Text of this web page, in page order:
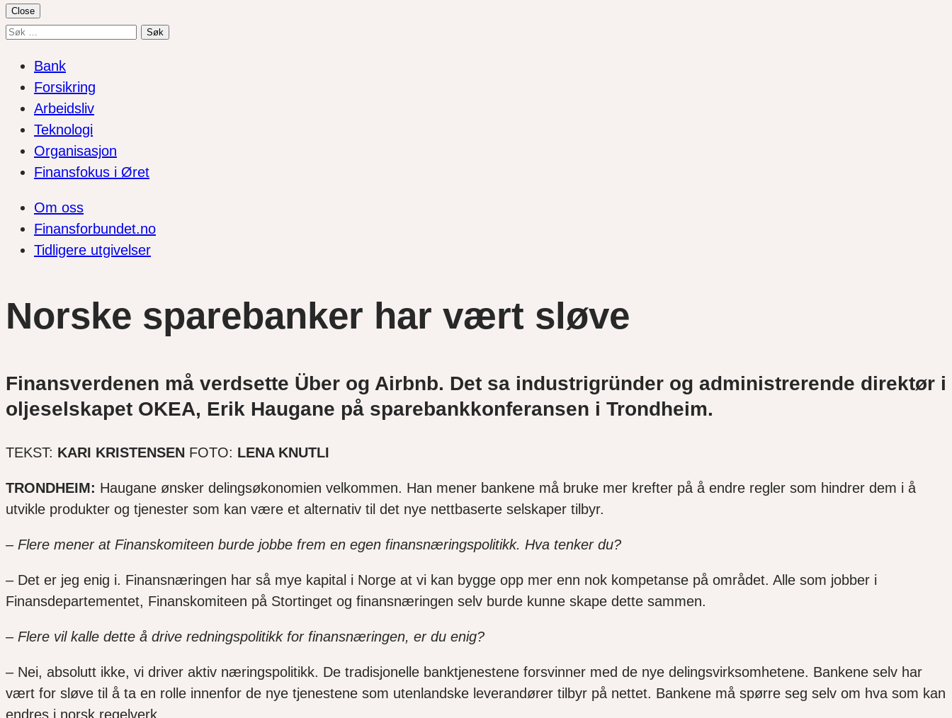
etter:
Close
Søk
Bank
Forsikring
Arbeidsliv
Teknologi
Organisasjon
Finansfokus i Øret
Om oss
Finansforbundet.no
Tidligere utgivelser
Norske sparebanker har vært sløve
Finansverdenen må verdsette Über og Airbnb. Det sa industrigründer og administrerende direktør i
oljeselskapet OKEA, Erik Haugane på sparebankkonferansen i Trondheim.
TEKST: KARI KRISTENSEN FOTO: LENA KNUTLI
TRONDHEIM: Haugane ønsker delingsøkonomien velkommen. Han mener bankene må bruke mer krefter på å endre regler som hindrer dem i å
utvikle produkter og tjenester som kan være et alternativ til det nye nettbaserte selskaper tilbyr.
– Flere mener at Finanskomiteen burde jobbe frem en egen finansnæringspolitikk. Hva tenker du?
– Det er jeg enig i. Finansnæringen har så mye kapital i Norge at vi kan bygge opp mer enn nok kompetanse på området. Alle som jobber i
Finansdepartementet, Finanskomiteen på Stortinget og finansnæringen selv burde kunne skape dette sammen.
– Flere vil kalle dette å drive redningspolitikk for finansnæringen, er du enig?
– Nei, absolutt ikke, vi driver aktiv næringspolitikk. De tradisjonelle banktjenestene forsvinner med de nye delingsvirksomhetene. Bankene selv har
vært for sløve til å ta en rolle innenfor de nye tjenestene som utenlandske leverandører tilbyr på nettet. Bankene må spørre seg selv om hva som kan
endres i norsk regelverk.